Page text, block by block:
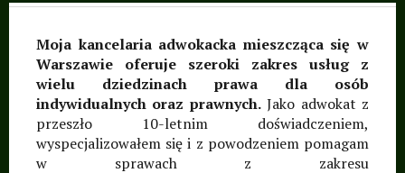
kredyty frankowe,
postępowania
frankowe, pozew,
apelacja, tymczasowe
aresztowanie,
postępowania sądowe,
Moja kancelaria adwokacka mieszcząca się w
Warszawie oferuje szeroki zakres usług z
wielu dziedzinach prawa dla osób
indywidualnych oraz prawnych.Jako adwokat z
przeszło 10-letnim doświadczeniem,
wyspecjalizowałem się i z powodzeniem pomagam
w sprawach z zakresu